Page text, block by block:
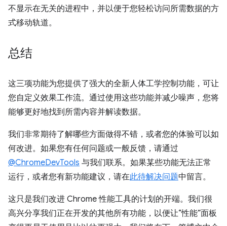
不显示在无关的进程中，并以便于您轻松访问所需数据的方
式移动轨道。
总结
这三项功能为您提供了强大的全新人体工学控制功能，可让
您自定义效果工作流。通过使用这些功能并减少噪声，您将
能够更好地找到所需内容并解读数据。
我们非常期待了解哪些方面做得不错，或者您的体验可以如
何改进。如果您有任何问题或一般反馈，请通过
@ChromeDevTools 与我们联系。如果某些功能无法正常
运行，或者您有新功能建议，请在此待解决问题中留言。
这只是我们改进 Chrome 性能工具的计划的开端。我们很
高兴分享我们正在开发的其他所有功能，以便让“性能”面板